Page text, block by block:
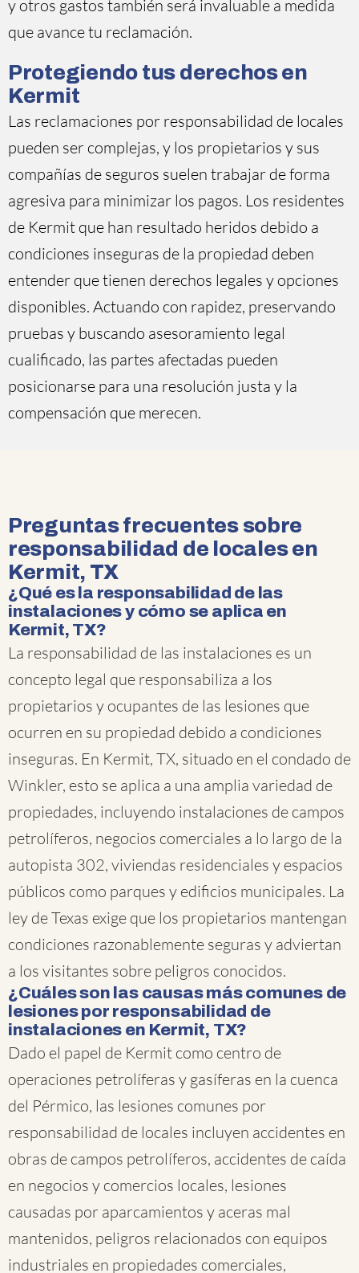
y otros gastos también será invaluable a medida
que avance tu reclamación.
Protegiendo tus derechos en
Kermit
Las reclamaciones por responsabilidad de locales
pueden ser complejas, y los propietarios y sus
compañías de seguros suelen trabajar de forma
agresiva para minimizar los pagos. Los residentes
de Kermit que han resultado heridos debido a
condiciones inseguras de la propiedad deben
entender que tienen derechos legales y opciones
disponibles. Actuando con rapidez, preservando
pruebas y buscando asesoramiento legal
cualificado, las partes afectadas pueden
posicionarse para una resolución justa y la
compensación que merecen.
Preguntas frecuentes sobre
responsabilidad de locales en
Kermit, TX
¿Qué es la responsabilidad de las
instalaciones y cómo se aplica en
Kermit, TX?
La responsabilidad de las instalaciones es un
concepto legal que responsabiliza a los
propietarios y ocupantes de las lesiones que
ocurren en su propiedad debido a condiciones
inseguras. En Kermit, TX, situado en el condado de
Winkler, esto se aplica a una amplia variedad de
propiedades, incluyendo instalaciones de campos
petrolíferos, negocios comerciales a lo largo de la
autopista 302, viviendas residenciales y espacios
públicos como parques y edificios municipales. La
ley de Texas exige que los propietarios mantengan
condiciones razonablemente seguras y adviertan
a los visitantes sobre peligros conocidos.
¿Cuáles son las causas más comunes de
lesiones por responsabilidad de
instalaciones en Kermit, TX?
Dado el papel de Kermit como centro de
operaciones petrolíferas y gasíferas en la cuenca
del Pérmico, las lesiones comunes por
responsabilidad de locales incluyen accidentes en
obras de campos petrolíferos, accidentes de caída
en negocios y comercios locales, lesiones
causadas por aparcamientos y aceras mal
mantenidos, peligros relacionados con equipos
industriales en propiedades comerciales,